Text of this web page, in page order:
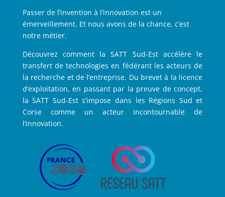
Passer de l’invention à l’innovation est un
émerveillement. Et nous avons de la chance, c’est
notre métier.
Découvrez comment la SATT Sud-Est accélère le
transfert de technologies en fédérant les acteurs de
la recherche et de l’entreprise. Du brevet à la licence
d’exploitation, en passant par la preuve de concept,
la SATT Sud-Est s’impose dans les Régions Sud et
Corse comme un acteur incontournable de
l’innovation.